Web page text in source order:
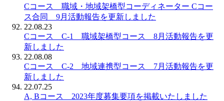
Cコース 職域・地域架橋型コーディネーター Cコー
ス合同 9月活動報告を更新しました
22.08.23
Cコース C-1 職域架橋型コース 8月活動報告を更
新しました
22.08.08
Cコース C-2 地域連携型コース 7月活動報告を更
新しました
22.07.25
A, Bコース 2023年度募集要項を掲載いたしました